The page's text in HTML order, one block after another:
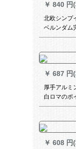
￥ 840 円
北欧シンプ
ベルンダム
カーディィ
￥ 687 円
厚手アルミ
白ロマのポ
ルプのダン
い。
￥ 608 円